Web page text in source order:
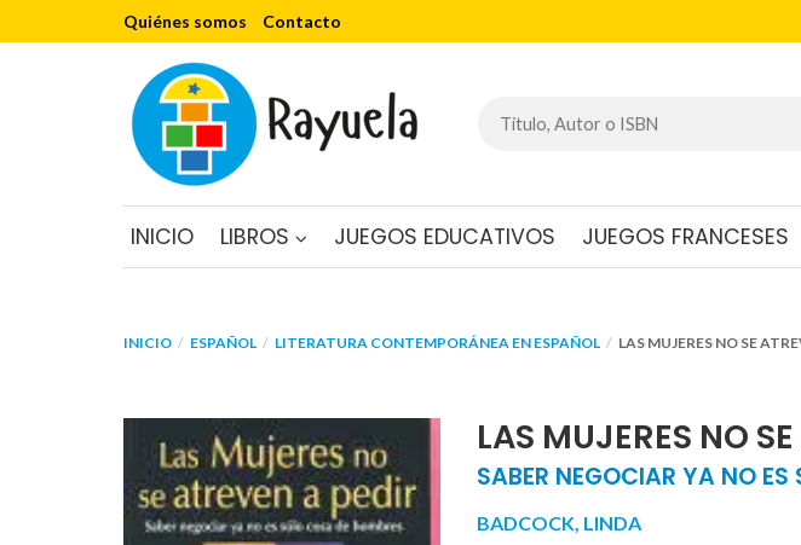
Quiénes somos Contacto
INICIO LIBROS JUEGOS EDUCATIVOS JUEGOS FRANCESES
INICIO ESPAÑOL LITERATURA CONTEMPORÁNEA EN ESPAÑOL LAS MUJERES NO SE
LAS MUJERES NO
SABER NEGOCIAR YA NO ES
BADCOCK, LINDA